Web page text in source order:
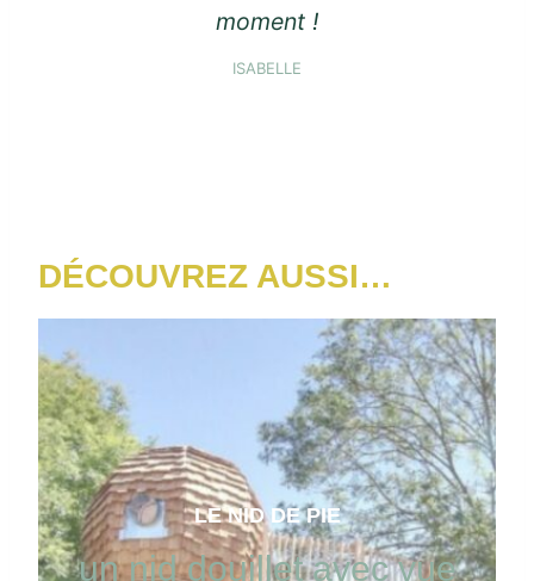
moment !
ISABELLE
DÉCOUVREZ AUSSI…
LE NID DE PIE
un nid douillet avec vue